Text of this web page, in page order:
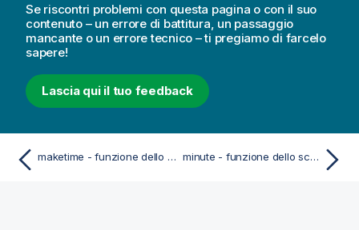
Se riscontri problemi con questa pagina o con il suo
contenuto – un errore di battitura, un passaggio
mancante o un errore tecnico – ti pregiamo di farcelo
sapere!
Lascia qui il tuo feedback
maketime - funzione dello script e del grafico minute - funzione dello script e del grafico